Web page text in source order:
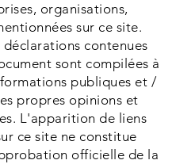
organisations,
sur ce site.
déclarations contenues
sont compilées à
publiques et /
propres opinions et
L'apparition de liens
ce site ne constitue
officielle de la